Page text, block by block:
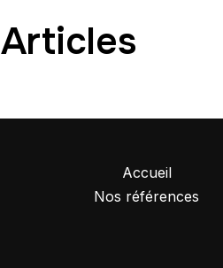
Articles
Accueil
Nos références